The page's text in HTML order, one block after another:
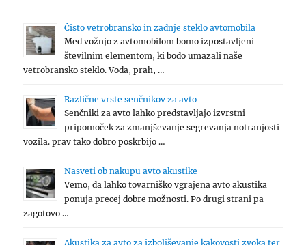
Čisto vetrobransko in zadnje steklo avtomobila
Med vožnjo z avtomobilom bomo izpostavljeni
številnim elementom, ki bodo umazali naše
vetrobransko steklo. Voda, prah, …
Različne vrste senčnikov za avto
Senčniki za avto lahko predstavljajo izvrstni
pripomoček za zmanjševanje segrevanja notranjosti
vozila. prav tako dobro poskrbijo …
Nasveti ob nakupu avto akustike
Vemo, da lahko tovarniško vgrajena avto akustika
ponuja precej dobre možnosti. Po drugi strani pa
zagotovo …
Akustika za avto za izboljševanje kakovosti zvoka ter